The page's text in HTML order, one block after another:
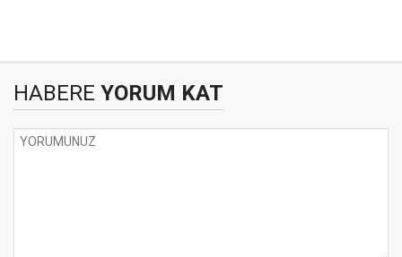
HABERE YORUM KAT